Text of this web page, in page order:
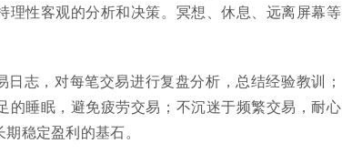
性客观的分析和决策。冥想、休息、远离屏幕等
志，对每笔交易进行复盘分析，总结经验教训；
睡眠，避免疲劳交易；不沉迷于频繁交易，耐心
稳定盈利的基石。